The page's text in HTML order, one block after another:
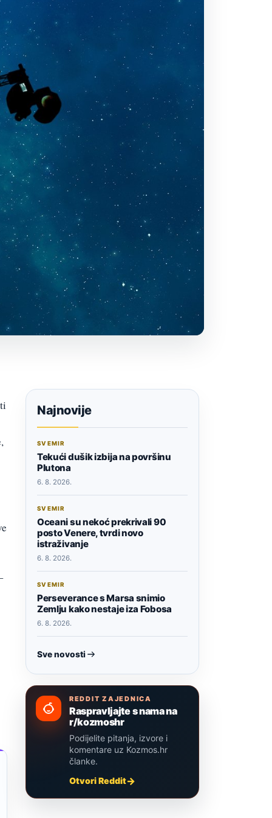
Najnovije
SVEMIR
Tekući dušik izbija na površinu
Plutona
6. 8. 2026.
SVEMIR
Oceani su nekoć prekrivali 90
posto Venere, tvrdi novo
istraživanje
6. 8. 2026.
SVEMIR
Perseverance s Marsa snimio
Zemlju kako nestaje iza Fobosa
6. 8. 2026.
Sve novosti
REDDIT ZAJEDNICA
Raspravljajte s nama na
r/kozmoshr
Podijelite pitanja, izvore i
komentare uz Kozmos.hr
članke.
Otvori Reddit